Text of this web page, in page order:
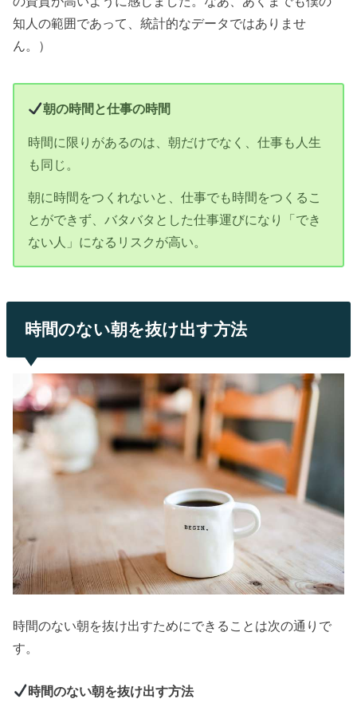
知人の範囲であって、統計的なデータではありませ
ん。）
朝の時間と仕事の時間
時間に限りがあるのは、朝だけでなく、仕事も人生
も同じ。
朝に時間をつくれないと、仕事でも時間をつくるこ
とができず、バタバタとした仕事運びになり「でき
ない人」になるリスクが高い。
時間のない朝を抜け出す方法
時間のない朝を抜け出すためにできることは次の通りで
す。
時間のない朝を抜け出す方法